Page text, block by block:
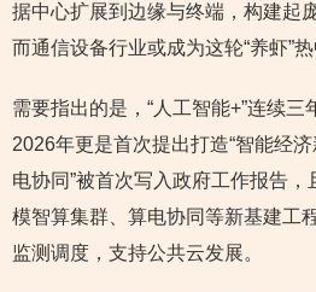
据中心扩展到边缘与终端，构建起
而通信设备行业或成为这轮“养虾”热
需要指出的是，“人工智能+”连续三
2026年更是首次提出打造“智能经
电协同”被首次写入政府工作报告
模智算集群、算电协同等新基建工
监测调度，支持公共云发展。